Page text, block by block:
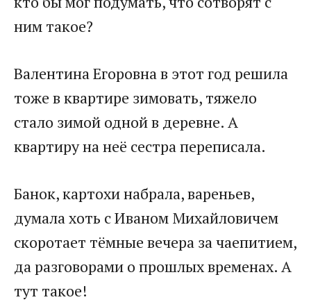
ним такое?
Валентина Егоровна в этот год решила
тоже в квартире зимовать, тяжело
стало зимой одной в деревне. А
квартиру на неё сестра переписала.
Банок, картохи набрала, вареньев,
думала хоть с Иваном Михайловичем
скоротает тёмные вечера за чаепитием,
да разговорами о прошлых временах. А
тут такое!